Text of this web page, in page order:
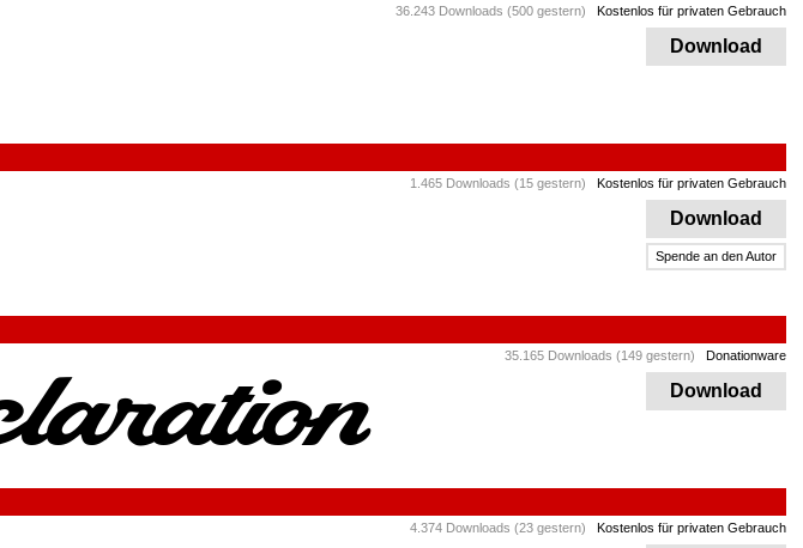
36.243 Downloads (500 gestern) Kostenlos für privaten Gebrauch
Download
1.465 Downloads (15 gestern) Kostenlos für privaten Gebrauch
Download
Spende an den Autor
35.165 Downloads (149 gestern) Donationware
Download
4.374 Downloads (23 gestern) Kostenlos für privaten Gebrauch